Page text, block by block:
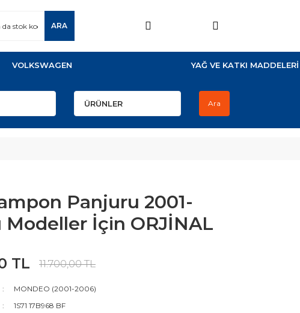
ARA
VOLKSWAGEN YAĞ VE KATKI MADDELERİ
Ara
Panjuru 2001-
Modeller İçin ORJİNAL
TL 11.700,00 TL
MONDEO (2001-2006)
1S71 17B968 BF